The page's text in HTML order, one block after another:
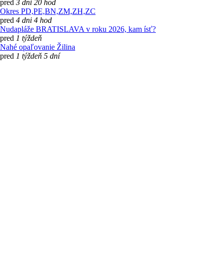
pred 3 dni 20 hod
Okres PD,PE,BN,ZM,ZH,ZC
pred 4 dni 4 hod
Nudapláže BRATISLAVA v roku 2026, kam ísť?
pred 1 týždeň
Nahé opaľovanie Žilina
pred 1 týždeň 5 dní